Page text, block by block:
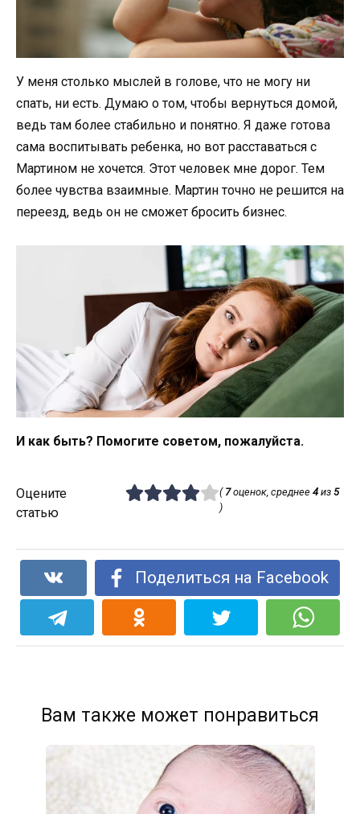
У меня столько мыслей в голове, что не могу ни
спать, ни есть. Думаю о том, чтобы вернуться домой,
ведь там более стабильно и понятно. Я даже готова
сама воспитывать ребенка, но вот расставаться с
Мартином не хочется. Этот человек мне дорог. Тем
более чувства взаимные. Мартин точно не решится на
переезд, ведь он не сможет бросить бизнес.
И как быть? Помогите советом, пожалуйста.
Оцените
статью
( 7оценок, среднее 4из 5
)
Поделиться на Facebook
Вам также может понравиться